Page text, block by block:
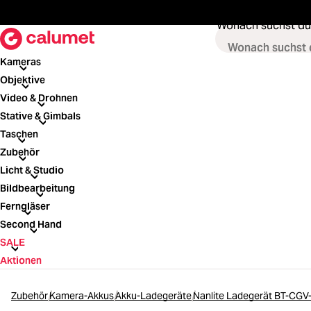
Wonach suchst
Kameras
Kameras
Objektive
Objektive
Video & Drohnen
Video & Drohnen
Stative & Gimbals
Stative & Gimbals
Taschen
Taschen
Zubehör
Zubehör
Licht & Studio
Licht & Studio
Bildbearbeitung
Bildbearbeitung
Ferngläser
Ferngläser
Second Hand
Second Hand
SALE
SALE
Aktionen
ZubehörKamera-AkkusAkku-LadegeräteNanlite Ladegerät BT-